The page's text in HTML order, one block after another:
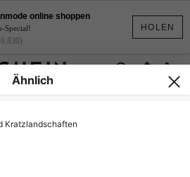
HOLEN
online shoppen
Special!
Ähnlich
Kratzlandschaften